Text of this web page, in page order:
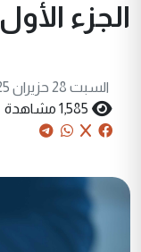
الجزء الأول
السبت 28 حزيران 2025
1,585 مشاهدة